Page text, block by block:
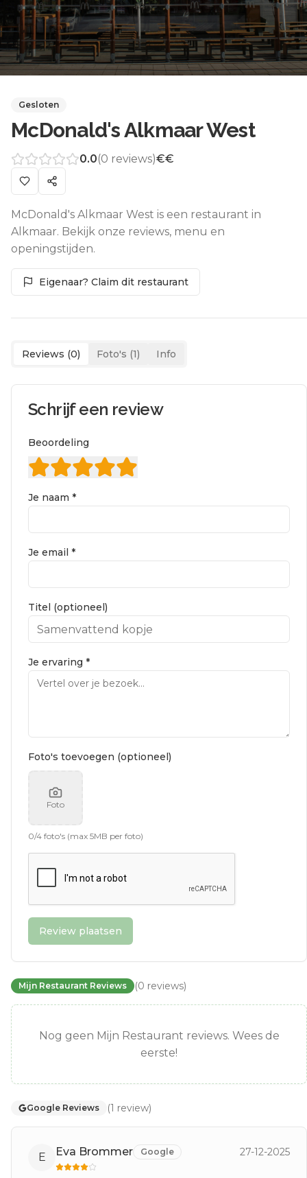
Gesloten
McDonald's Alkmaar West
0.0(0 reviews)€€
McDonald's Alkmaar West is een restaurant in
Alkmaar. Bekijk onze reviews, menu en
openingstijden.
Eigenaar? Claim dit restaurant
Reviews (0) Foto's (1) Info
Schrijf een review
Beoordeling
Je naam *
Je email *
Titel (optioneel)
Je ervaring *
Foto's toevoegen (optioneel)
Foto
0/4 foto's (max 5MB per foto)
Review plaatsen
Mijn Restaurant Reviews (0 reviews)
Nog geen Mijn Restaurant reviews. Wees de
eerste!
Google Reviews (1 review)
E Eva Brommer Google 27-12-2025